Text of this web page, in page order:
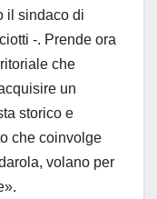
il sindaco di
-. Prende ora
che
un
storico e
che coinvolge
volano per